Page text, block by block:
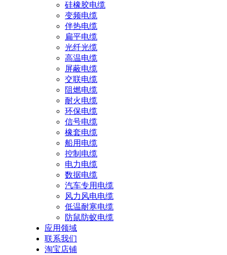
硅橡胶电缆
变频电缆
伴热电缆
扁平电缆
光纤光缆
高温电缆
屏蔽电缆
交联电缆
阻燃电缆
耐火电缆
环保电缆
信号电缆
橡套电缆
船用电缆
控制电缆
电力电缆
数据电缆
汽车专用电缆
风力风电电缆
低温耐寒电缆
防鼠防蚁电缆
应用领域
联系我们
淘宝店铺